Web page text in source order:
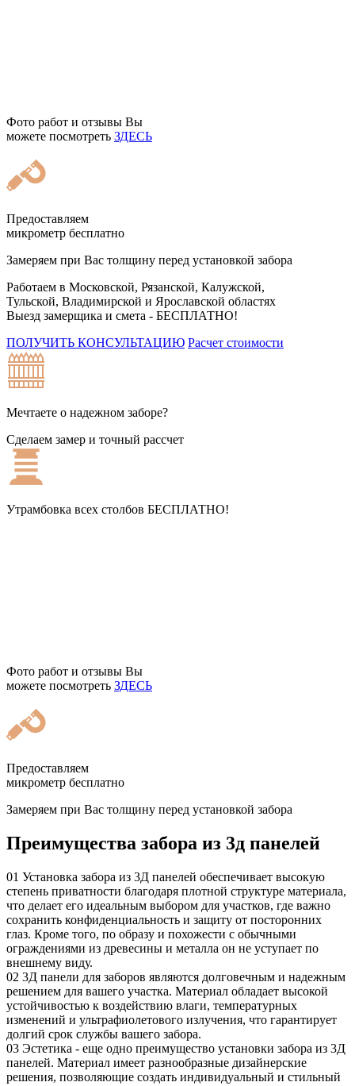
Фото работ и отзывы Вы
можете посмотреть ЗДЕСЬ
Предоставляем
микрометр бесплатно
Замеряем при Вас толщину перед установкой забора
Работаем в Московской, Рязанской, Калужской,
Тульской, Владимирской и Ярославской областях
Выезд замерщика и смета - БЕСПЛАТНО!
ПОЛУЧИТЬ КОНСУЛЬТАЦИЮ Расчет стоимости
Мечтаете о надежном заборе?
Сделаем замер и точный рассчет
Утрамбовка всех столбов БЕСПЛАТНО!
Фото работ и отзывы Вы
можете посмотреть ЗДЕСЬ
Предоставляем
микрометр бесплатно
Замеряем при Вас толщину перед установкой забора
Преимущества забора из 3д панелей
01 Установка забора из 3Д панелей обеспечивает высокую
степень приватности благодаря плотной структуре материала,
что делает его идеальным выбором для участков, где важно
сохранить конфиденциальность и защиту от посторонних
глаз. Кроме того, по образу и похожести с обычными
ограждениями из древесины и металла он не уступает по
внешнему виду.
02 3Д панели для заборов являются долговечным и надежным
решением для вашего участка. Материал обладает высокой
устойчивостью к воздействию влаги, температурных
изменений и ультрафиолетового излучения, что гарантирует
долгий срок службы вашего забора.
03 Эстетика - еще одно преимущество установки забора из 3Д
панелей. Материал имеет разнообразные дизайнерские
решения, позволяющие создать индивидуальный и стильный